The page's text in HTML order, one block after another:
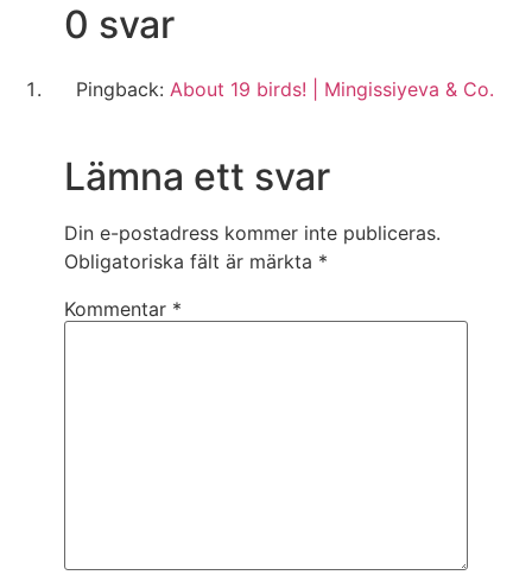
0 svar
Pingback:About 19 birds! | Mingissiyeva & Co.
Lämna ett svar
Din e-postadress kommer inte publiceras.
Obligatoriska fält är märkta *
Kommentar *